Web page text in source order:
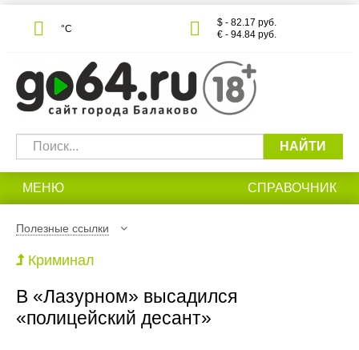
°С
$ - 82.17 руб.
€ - 94.84 руб.
НАЙТИ
МЕНЮ СПРАВОЧНИК
Полезные ссылки
Криминал
В «Лазурном» высадился
«полицейский десант»